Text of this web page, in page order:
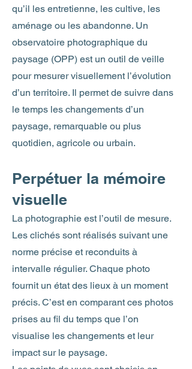
qu’il les entretienne, les cultive, les
aménage ou les abandonne. Un
observatoire photographique du
paysage (OPP) est un outil de veille
pour mesurer visuellement l’évolution
d’un territoire. Il permet de suivre dans
le temps les changements d’un
paysage, remarquable ou plus
quotidien, agricole ou urbain.
Perpétuer la mémoire
visuelle
La photographie est l’outil de mesure.
Les clichés sont réalisés suivant une
norme précise et reconduits à
intervalle régulier. Chaque photo
fournit un état des lieux à un moment
précis. C’est en comparant ces photos
prises au fil du temps que l’on
visualise les changements et leur
impact sur le paysage.